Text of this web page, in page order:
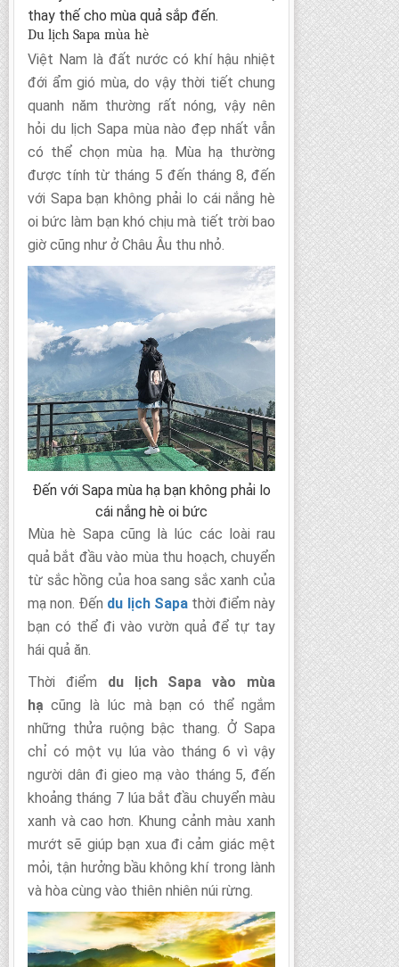
thay thế cho mùa quả sắp đến.
Du lịch Sapa mùa hè
Việt Nam là đất nước có khí hậu nhiệt
đới ẩm gió mùa, do vậy thời tiết chung
quanh năm thường rất nóng, vậy nên
hỏi du lịch Sapa mùa nào đẹp nhất vẫn
có thể chọn mùa hạ. Mùa hạ thường
được tính từ tháng 5 đến tháng 8, đến
với Sapa bạn không phải lo cái nắng hè
oi bức làm bạn khó chịu mà tiết trời bao
giờ cũng như ở Châu Âu thu nhỏ.
Đến với Sapa mùa hạ bạn không phải lo
cái nắng hè oi bức
Mùa hè Sapa cũng là lúc các loài rau
quả bắt đầu vào mùa thu hoạch, chuyển
từ sắc hồng của hoa sang sắc xanh của
mạ non. Đến du lịch Sapathời điểm này
bạn có thể đi vào vườn quả để tự tay
hái quả ăn.
Thời điểm du lịch Sapa vào mùa
hạ cũng là lúc mà bạn có thể ngắm
những thửa ruộng bậc thang. Ở Sapa
chỉ có một vụ lúa vào tháng 6 vì vậy
người dân đi gieo mạ vào tháng 5, đến
khoảng tháng 7 lúa bắt đầu chuyển màu
xanh và cao hơn. Khung cảnh màu xanh
mướt sẽ giúp bạn xua đi cảm giác mệt
mỏi, tận hưởng bầu không khí trong lành
và hòa cùng vào thiên nhiên núi rừng.